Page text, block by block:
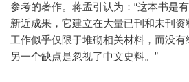
参考的著作。蒋孟引认为：“这本书是
新近成果，它建立在大量已刊和未刊
工作似乎仅限于堆砌相关材料，而没
另一个缺点是忽视了中文史料。”